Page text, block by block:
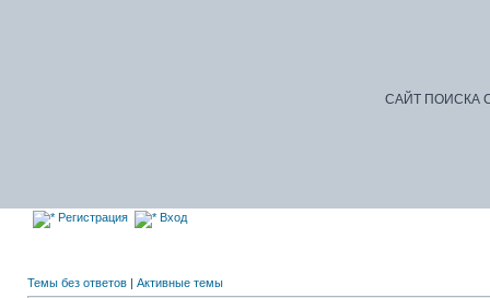
САЙТ ПОИСКА
Регистрация Вход
Темы без ответов | Активные темы